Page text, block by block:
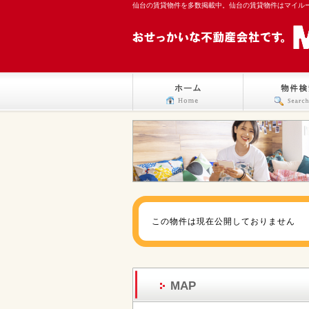
仙台の賃貸物件を多数掲載中。仙台の賃貸物件はマイル
この物件は現在公開しておりません
MAP